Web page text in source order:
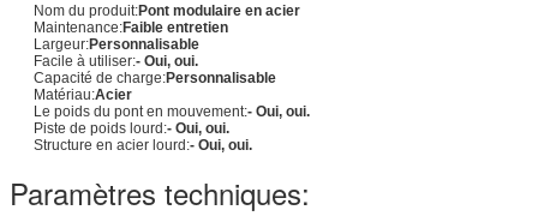
Nom du produit:Pont modulaire en acier
Maintenance:Faible entretien
Largeur:Personnalisable
Facile à utiliser:- Oui, oui.
Capacité de charge:Personnalisable
Matériau:Acier
Le poids du pont en mouvement:- Oui, oui.
Piste de poids lourd:- Oui, oui.
Structure en acier lourd:- Oui, oui.
Paramètres techniques: